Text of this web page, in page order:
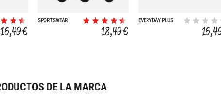
16,49 €
SPORTSWEAR
18,49 €
EVERYDAY PLUS
DE LA MARCA